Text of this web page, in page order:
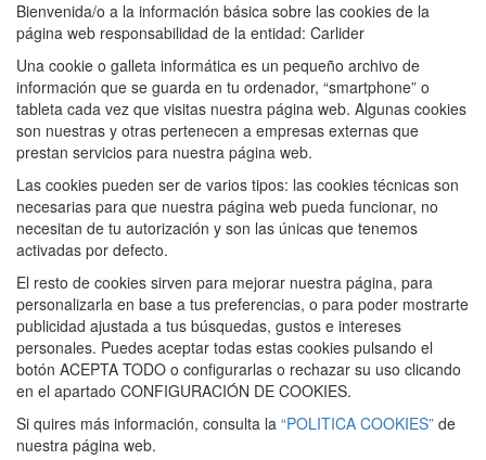
Bienvenida/o a la información básica sobre las cookies de la
página web responsabilidad de la entidad: Carlider
Una cookie o galleta informática es un pequeño archivo de
información que se guarda en tu ordenador, “smartphone” o
tableta cada vez que visitas nuestra página web. Algunas cookies
son nuestras y otras pertenecen a empresas externas que
prestan servicios para nuestra página web.
Las cookies pueden ser de varios tipos: las cookies técnicas son
necesarias para que nuestra página web pueda funcionar, no
necesitan de tu autorización y son las únicas que tenemos
activadas por defecto.
El resto de cookies sirven para mejorar nuestra página, para
personalizarla en base a tus preferencias, o para poder mostrarte
publicidad ajustada a tus búsquedas, gustos e intereses
personales. Puedes aceptar todas estas cookies pulsando el
botón ACEPTA TODO o configurarlas o rechazar su uso clicando
en el apartado CONFIGURACIÓN DE COOKIES.
Si quires más información, consulta la “POLITICA COOKIES” de
nuestra página web.